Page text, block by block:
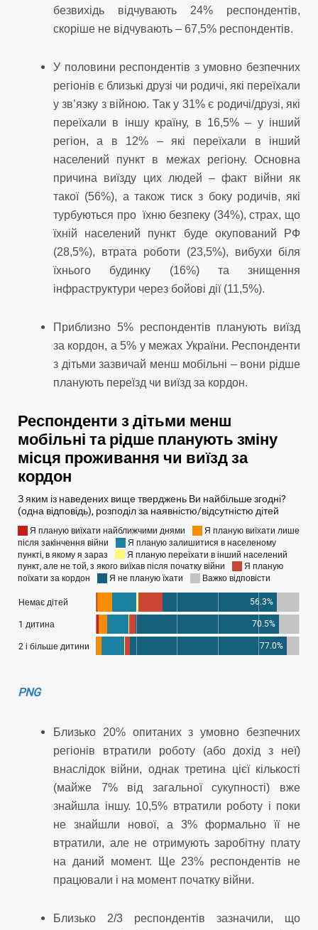
безвихідь відчувають 24% респондентів,
скоріше не відчувають – 67,5% респондентів.
У половини респондентів з умовно безпечних
регіонів є близькі друзі чи родичі, які переїхали
у зв’язку з війною. Так у 31% є родичі/друзі, які
переїхали в іншу країну, в 16,5% – у інший
регіон, а в 12% – які переїхали в інший
населений пункт в межах регіону. Основна
причина виїзду цих людей – факт війни як
такої (56%), а також тиск з боку родичів, які
турбуються про їхню безпеку (34%), страх, що
їхній населений пункт буде окупований РФ
(28,5%), втрата роботи (23,5%), вибухи біля
їхнього будинку (16%) та знищення
інфраструктури через бойові дії (11,5%).
Приблизно 5% респондентів планують виїзд
за кордон, а 5% у межах України. Респонденти
з дітьми зазвичай менш мобільні – вони рідше
планують переїзд чи виїзд за кордон.
PNG
Близько 20% опитаних з умовно безпечних
регіонів втратили роботу (або дохід з неї)
внаслідок війни, однак третина цієї кількості
(майже 7% від загальної сукупності) вже
знайшла іншу. 10,5% втратили роботу і поки
не знайшли нової, а 3% формально її не
втратили, але не отримують заробітну плату
на даний момент. Ще 23% респондентів не
працювали і на момент початку війни.
Близько 2/3 респондентів зазначили, що